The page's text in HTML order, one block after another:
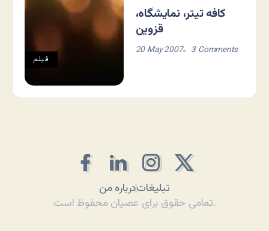
فيلم
کافه تیتر، نمایشگاه،
قزوین
20 May 2007 3 Comments
درباره منتبلیغات
تمامی حقوق برای عصیان محفوظ است.